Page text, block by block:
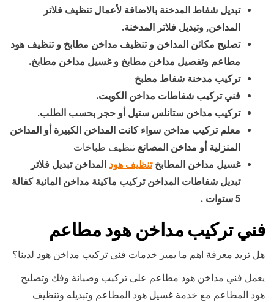
تبديل شفاط المدخنة بالاضافة لأعمال تنظيف فلاتر
المداخن, وتبديل فلاتر المدخنة.
تصليح مكائن المداخن و تنظيف مداخن مطابخ و تنظيف هود
مطاعم وتفصيل مداخن مطابخ و غسيل مداخن مطابخ.
تركيب مدخنة شفاط مطبخ
فني تركيب شفاطات مداخن الكويت.
تركيب مداخن ستانلس ستيل أو حجر بحسب الطلب.
معلم تركيب مداخن سواء كانت المداخن الكبيرة أو المداخن
المنزلية أو مداخن المصانع تنظيف طباخات
غسيل مداخن المطابختنظيف هود المداخن تبديل فلاتر
تبديل شفاطات المداخن تركيب ماكينة مداخن المانية كفالة
5 ستوات .
فني تركيب مداخن هود مطاعم
هل تريد معرفة اهم ما يميز خدمات فني تركيب مداخن هود لدينا؟
يعمل فني مداخن هود مطاعم على تركيب وصيانة وفك وتصليح
هود المطاعم مع خدمة غسيل هود المطاعم وتبديله وتنظيف